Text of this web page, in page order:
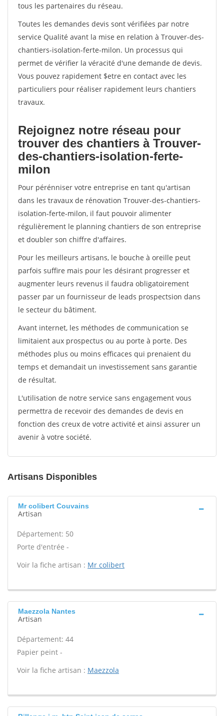
tous les partenaires du réseau.
Toutes les demandes devis sont vérifiées par notre
service Qualité avant la mise en relation à Trouver-des-
chantiers-isolation-ferte-milon. Un processus qui
permet de vérifier la véracité d'une demande de devis.
Vous pouvez rapidement $etre en contact avec les
particuliers pour réaliser rapidement leurs chantiers
travaux.
Rejoignez notre réseau pour
trouver des chantiers à Trouver-
des-chantiers-isolation-ferte-
milon
Pour pérénniser votre entreprise en tant qu'artisan
dans les travaux de rénovation Trouver-des-chantiers-
isolation-ferte-milon, il faut pouvoir alimenter
régulièrement le planning chantiers de son entreprise
et doubler son chiffre d'affaires.
Pour les meilleurs artisans, le bouche à oreille peut
parfois suffire mais pour les désirant progresser et
augmenter leurs revenus il faudra obligatoirement
passer par un fournisseur de leads prospectsion dans
le secteur du bâtiment.
Avant internet, les méthodes de communication se
limitaient aux prospectus ou au porte à porte. Des
méthodes plus ou moins efficaces qui prenaient du
temps et demandait un investissement sans garantie
de résultat.
L'utilisation de notre service sans engagement vous
permettra de recevoir des demandes de devis en
fonction des creux de votre activité et ainsi assurer un
avenir à votre société.
Artisans Disponibles
Mr colibert Couvains
Artisan
Département: 50
Porte d'entrée -
Voir la fiche artisan : Mr colibert
Maezzola Nantes
Artisan
Département: 44
Papier peint -
Voir la fiche artisan : Maezzola